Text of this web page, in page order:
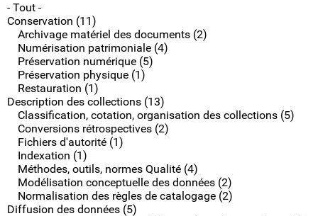
- Tout -
Conservation (11)
Archivage matériel des documents (2)
Numérisation patrimoniale (4)
Préservation numérique (5)
Préservation physique (1)
Restauration (1)
Description des collections (13)
Classification, cotation, organisation des collections (5)
Conversions rétrospectives (2)
Fichiers d'autorité (1)
Indexation (1)
Méthodes, outils, normes Qualité (4)
Modélisation conceptuelle des données (2)
Normalisation des règles de catalogage (2)
Diffusion des données (5)